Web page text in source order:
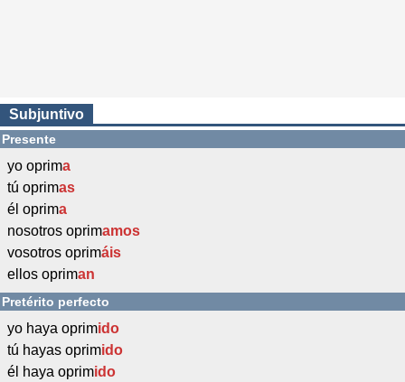
Subjuntivo
Presente
yo oprima
tú oprimas
él oprima
nosotros oprimamos
vosotros oprimáis
ellos opriman
Pretérito perfecto
yo haya oprimido
tú hayas oprimido
él haya oprimido